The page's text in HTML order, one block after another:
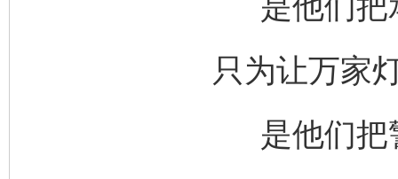
只为让万家
是他们